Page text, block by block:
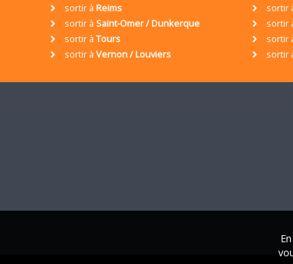
sortir à Reims sortir
sortir à Saint-Omer / Dunkerque sortir
sortir à Tours sortir
sortir à Vernon / Louviers sortir